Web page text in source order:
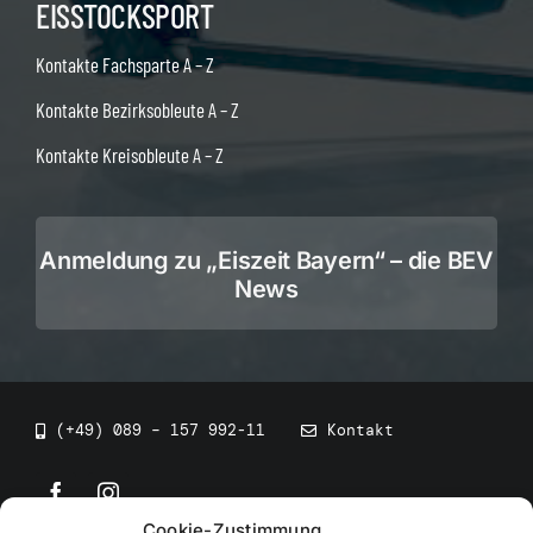
EISSTOCKSPORT
Kontakte Fachsparte A – Z
Kontakte Bezirksobleute A – Z
Kontakte Kreisobleute A – Z
Anmeldung zu „Eiszeit Bayern“ – die BEV
News
(+49) 089 – 157 992-11 Kontakt